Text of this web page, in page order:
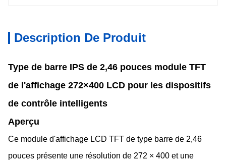
Description De Produit
Type de barre IPS de 2,46 pouces module TFT
de l'affichage 272×400 LCD pour les dispositifs
de contrôle intelligents
Aperçu
Ce module d'affichage LCD TFT de type barre de 2,46
pouces présente une résolution de 272 × 400 et une